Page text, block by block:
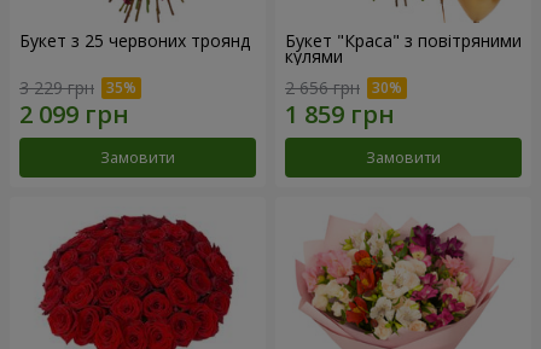
Букет з 25 червоних троянд
3 229 грн
Замовити
Букет "Краса" з повітряними
кулями
2 656 грн
Замовити